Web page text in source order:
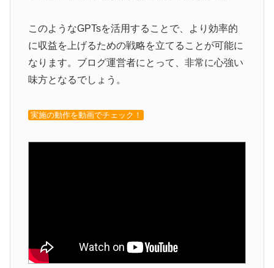
このようなGPTsを活用することで、より効率的
に収益を上げるための戦略を立てることが可能に
なります。ブログ運営者にとって、非常に心強い
味方となるでしょう。
実施の動作を動画でチェック！